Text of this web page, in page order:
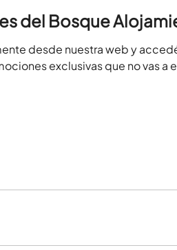
del Bosque
desde nuestra web y
exclusivas que no vas a